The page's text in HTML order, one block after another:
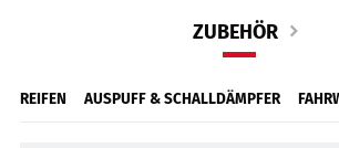
ZUBEHÖR
REIFEN AUSPUFF & SCHALLDÄMPFER